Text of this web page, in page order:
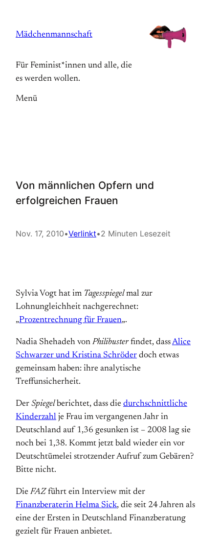
springen
Mädchenmannschaft
Für Feminist*innen und alle, die
es werden wollen.
Menü
Von männlichen Opfern und
erfolgreichen Frauen
Nov. 17, 2010•Verlinkt•2 Minuten Lesezeit
Sylvia Vogt hat im Tagesspiegelmal zur
Lohnungleichheit nachgerechnet:
„Prozentrechnung für Frauen„.
Nadia Shehadeh von Philibusterfindet, dassAlice
Schwarzer und Kristina Schröder doch etwas
gemeinsam haben: ihre analytische
Treffunsicherheit.
Der Spiegelberichtet, dass die durchschnittliche
Kinderzahl je Frau im vergangenen Jahr in
Deutschland auf 1,36 gesunken ist – 2008 lag sie
noch bei 1,38. Kommt jetzt bald wieder ein vor
Deutschtümelei strotzender Aufruf zum Gebären?
Bitte nicht.
Die FAZführt ein Interview mit der
Finanzberaterin Helma Sick, die seit 24 Jahren als
eine der Ersten in Deutschland Finanzberatung
gezielt für Frauen anbietet.